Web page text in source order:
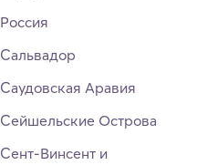
Россия
Сальвадор
Саудовская Аравия
Сейшельские Острова
Сент-Винсент и